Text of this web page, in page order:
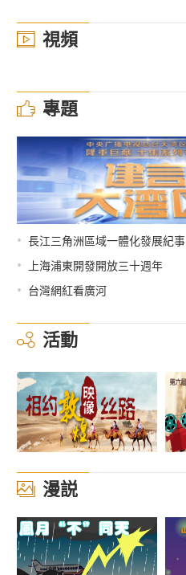
視頻
專題
• 長江三角洲區域一體化發展紀事
• 上海浦東開發開放三十週年
• 台灣網紅看廣河
活動
漫説